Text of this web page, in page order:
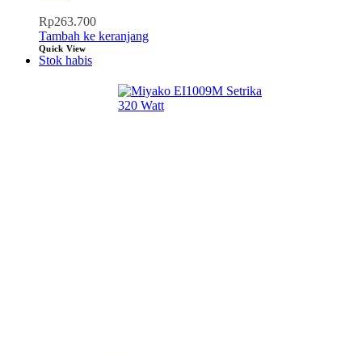
Rp263.700
Tambah ke keranjang
Quick View
Stok habis